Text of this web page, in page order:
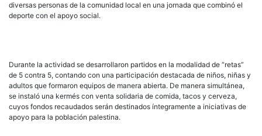
diversas personas de la comunidad local en una jornada que combinó el
deporte con el apoyo social.
Durante la actividad se desarrollaron partidos en la modalidad de “retas”
de 5 contra 5, contando con una participación destacada de niños, niñas y
adultos que formaron equipos de manera abierta. De manera simultánea,
se instaló una kermés con venta solidaria de comida, tacos y cerveza,
cuyos fondos recaudados serán destinados íntegramente a iniciativas de
apoyo para la población palestina.